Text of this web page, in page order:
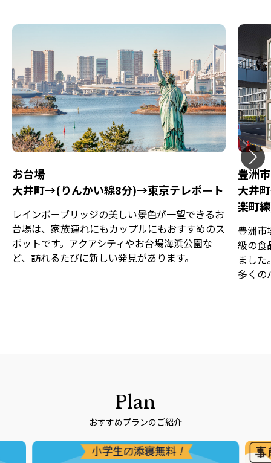
お台場
大井町→(りんかい線8分)→東京テレポート
レインボーブリッジの美しい景色が一望できるお
台場は、家族連れにもカップルにもおすすめのス
ポットです。アクアシティやお台場海浜公園な
ど、訪れるたびに新しい発見があります。
豊洲
大井
楽町
豊洲市
級の食
まし
多くの
Plan
おすすめプランのご紹介